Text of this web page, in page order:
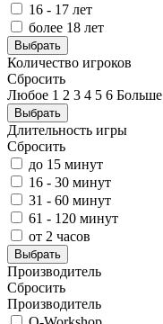
16 - 17 лет
более 18 лет
Выбрать
Количество игроков
Сбросить
Любое 1 2 3 4 5 6 Больше
Выбрать
Длительность игры
Сбросить
до 15 минут
16 - 30 минут
31 - 60 минут
61 - 120 минут
от 2 часов
Выбрать
Производитель
Сбросить
Производитель